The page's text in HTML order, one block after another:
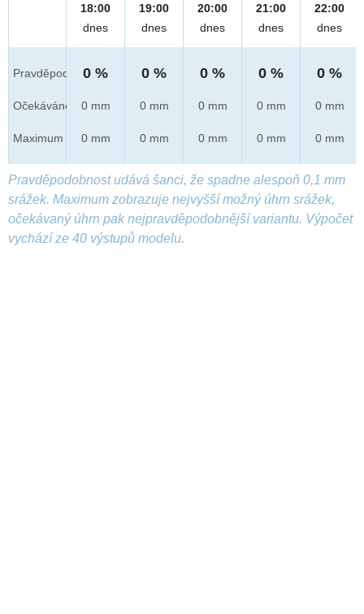
Pravděpod.
Očekáváno
Maximum
18:00
dnes
0 %
0 mm
0 mm
19:00
dnes
0 %
0 mm
0 mm
20:00
dnes
0 %
0 mm
0 mm
21:00
dnes
0 %
0 mm
0 mm
22:00
dnes
0 %
0 mm
0 mm
Pravděpodobnost udává šanci, že spadne alespoň 0,1 mm
srážek. Maximum zobrazuje nejvyšší možný úhrn srážek,
očekávaný úhrn pak nejpravděpodobnější variantu. Výpočet
vychází ze 40 výstupů modelu.